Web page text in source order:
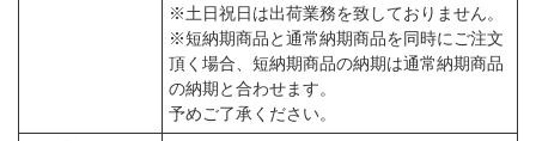
※土日祝日は出荷業務を致しておりません。
※短納期商品と通常納期商品を同時にご注文
頂く場合、短納期商品の納期は通常納期商品
の納期と合わせます。
予めご了承ください。